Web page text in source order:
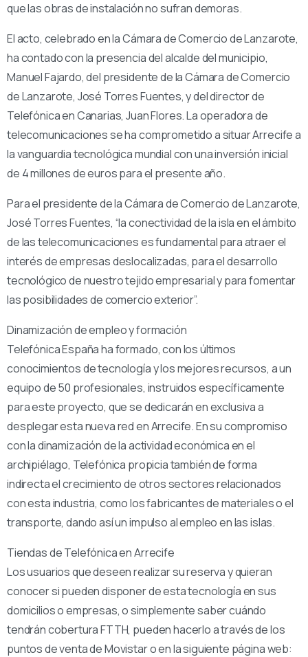
que las obras de instalación no sufran demoras.
El acto, celebrado en la Cámara de Comercio de Lanzarote,
ha contado con la presencia del alcalde del municipio,
Manuel Fajardo, del presidente de la Cámara de Comercio
de Lanzarote, José Torres Fuentes, y del director de
Telefónica en Canarias, Juan Flores. La operadora de
telecomunicaciones se ha comprometido a situar Arrecife a
la vanguardia tecnológica mundial con una inversión inicial
de 4 millones de euros para el presente año.
Para el presidente de la Cámara de Comercio de Lanzarote,
José Torres Fuentes, “la conectividad de la isla en el ámbito
de las telecomunicaciones es fundamental para atraer el
interés de empresas deslocalizadas, para el desarrollo
tecnológico de nuestro tejido empresarial y para fomentar
las posibilidades de comercio exterior”.
Dinamización de empleo y formación
Telefónica España ha formado, con los últimos
conocimientos de tecnología y los mejores recursos, a un
equipo de 50 profesionales, instruidos específicamente
para este proyecto, que se dedicarán en exclusiva a
desplegar esta nueva red en Arrecife. En su compromiso
con la dinamización de la actividad económica en el
archipiélago, Telefónica propicia también de forma
indirecta el crecimiento de otros sectores relacionados
con esta industria, como los fabricantes de materiales o el
transporte, dando así un impulso al empleo en las islas.
Tiendas de Telefónica en Arrecife
Los usuarios que deseen realizar su reserva y quieran
conocer si pueden disponer de esta tecnología en sus
domicilios o empresas, o simplemente saber cuándo
tendrán cobertura FTTH, pueden hacerlo a través de los
puntos de venta de Movistar o en la siguiente página web: